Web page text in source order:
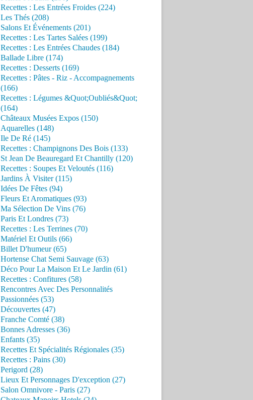
Recettes : Les Entrées Froides (224)
Les Thés (208)
Salons Et Événements (201)
Recettes : Les Tartes Salées (199)
Recettes : Les Entrées Chaudes (184)
Ballade Libre (174)
Recettes : Desserts (169)
Recettes : Pâtes - Riz - Accompagnements
(166)
Recettes : Légumes &Quot;Oubliés&Quot;
(164)
Châteaux Musées Expos (150)
Aquarelles (148)
Ile De Ré (145)
Recettes : Champignons Des Bois (133)
St Jean De Beauregard Et Chantilly (120)
Recettes : Soupes Et Veloutés (116)
Jardins À Visiter (115)
Idées De Fêtes (94)
Fleurs Et Aromatiques (93)
Ma Sélection De Vins (76)
Paris Et Londres (73)
Recettes : Les Terrines (70)
Matériel Et Outils (66)
Billet D'humeur (65)
Hortense Chat Semi Sauvage (63)
Déco Pour La Maison Et Le Jardin (61)
Recettes : Confitures (58)
Rencontres Avec Des Personnalités
Passionnées (53)
Découvertes (47)
Franche Comté (38)
Bonnes Adresses (36)
Enfants (35)
Recettes Et Spécialités Régionales (35)
Recettes : Pains (30)
Perigord (28)
Lieux Et Personnages D'exception (27)
Salon Omnivore - Paris (27)